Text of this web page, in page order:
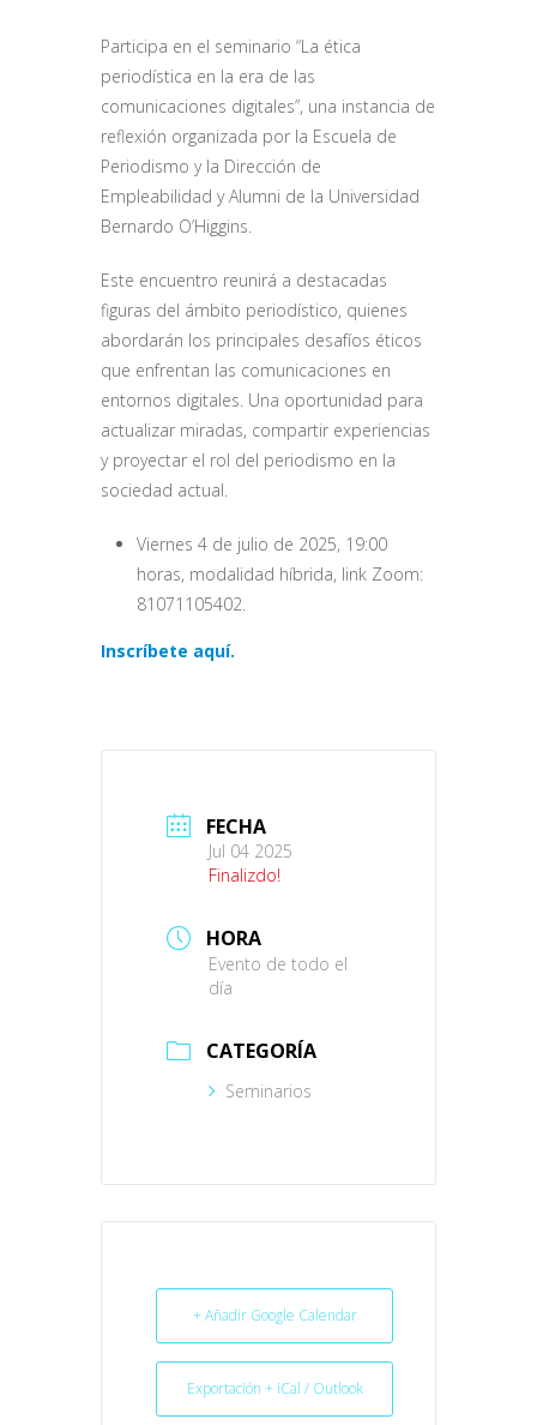
Participa en el seminario “La ética
periodística en la era de las
comunicaciones digitales”, una instancia de
reflexión organizada por la Escuela de
Periodismo y la Dirección de
Empleabilidad y Alumni de la Universidad
Bernardo O’Higgins.
Este encuentro reunirá a destacadas
figuras del ámbito periodístico, quienes
abordarán los principales desafíos éticos
que enfrentan las comunicaciones en
entornos digitales. Una oportunidad para
actualizar miradas, compartir experiencias
y proyectar el rol del periodismo en la
sociedad actual.
Viernes 4 de julio de 2025, 19:00
horas, modalidad híbrida, link Zoom:
81071105402.
Inscríbete aquí.
FECHA
Jul 04 2025
Finalizdo!
HORA
Evento de todo el
día
CATEGORÍA
Seminarios
+ Añadir Google Calendar
Exportación + iCal / Outlook